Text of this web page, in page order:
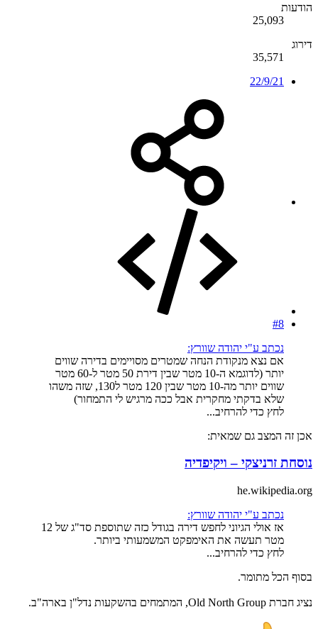
הודעות
25,093
דירוג
35,571
22/9/21
#8
נכתב ע"י יהודה שוורץ:
אם נצא מנקודת הנחה שמטרים מסויימים בדירה שווים
יותר (לדוגמא ה-10 מטר שבין דירת 50 מטר ל-60 מטר
שווים יותר מה-10 מטר שבין 120 מטר ל130, שזה משהו
שלא בדקתי מחקרית אבל ככה מרגיש לי התמחור)
לחץ כדי להרחיב...
אכן זה המצב גם שמאית:
נוסחת זרניצקי – ויקיפדיה
he.wikipedia.org
נכתב ע"י יהודה שוורץ:
אז אולי הגיוני לחפש דירה בגודל כזה שתוספת סד"ג של 12
מטר תעשה את האימפקט המשמעותי ביותר.
לחץ כדי להרחיב...
בסוף הכל מתומר.
נציג חברת Old North Group, המתמחים בהשקעות נדל"ן בארה"ב.